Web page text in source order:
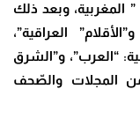
” المغربية، وبعد ذلك
العراقية”،
“العرب”، و”الشرق
المجلات والصّحف